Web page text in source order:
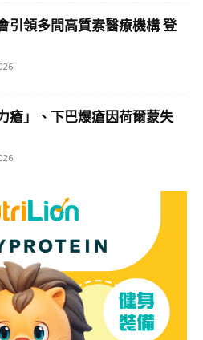
引領多間高質素醫療機構 登
瘡」、下巴爆瘡因荷爾蒙失